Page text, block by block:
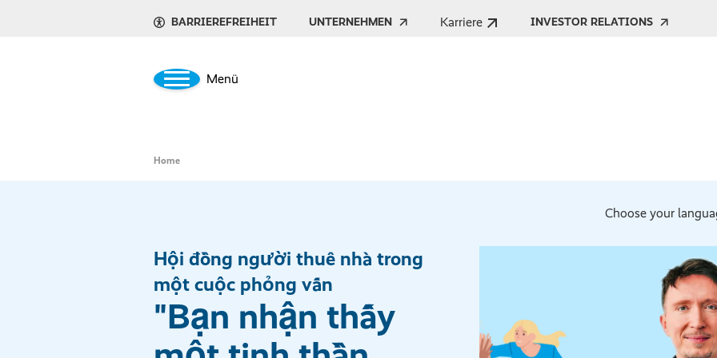
BARRIEREFREIHEIT UNTERNEHMEN Karriere INVESTOR RELATIONS
Menü
Home
Choose your
Hội đồng người thuê nhà trong
một cuộc phỏng vấn
"Bạn nhận thấy